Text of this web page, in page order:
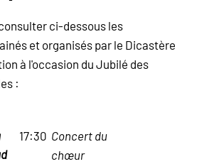
ci-dessous les
et organisés par le Dicastère
à l'occasion du Jubilé des
:
17:30 Concert du
chœur